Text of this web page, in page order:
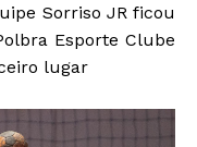
Sorriso JR ficou
Esporte Clube
lugar